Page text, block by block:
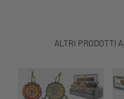
ALTRI PRODOTTI